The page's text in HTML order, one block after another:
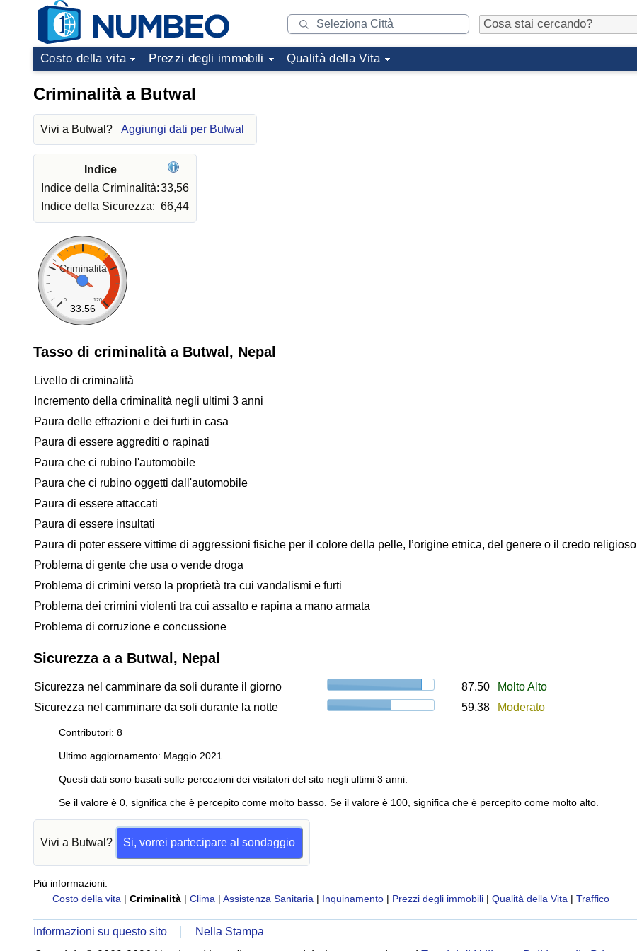
Costo della vita Prezzi degli immobili Qualità della Vita
Criminalità a Butwal
Vivi a Butwal? Aggiungi dati per Butwal
Indice
Indice della Criminalità:33,56
Indice della Sicurezza: 66,44
Criminalità
0 120
33.56
Tasso di criminalità a Butwal, Nepal
Livello di criminalità
Incremento della criminalità negli ultimi 3 anni
Paura delle effrazioni e dei furti in casa
Paura di essere aggrediti o rapinati
Paura che ci rubino l'automobile
Paura che ci rubino oggetti dall'automobile
Paura di essere attaccati
Paura di essere insultati
Paura di poter essere vittime di aggressioni fisiche per il colore della pelle, l’origine etnica, del genere o il credo religioso
Problema di gente che usa o vende droga
Problema di crimini verso la proprietà tra cui vandalismi e furti
Problema dei crimini violenti tra cui assalto e rapina a mano armata
Problema di corruzione e concussione
Sicurezza a a Butwal, Nepal
Sicurezza nel camminare da soli durante il giorno 87.50
Molto Alto
Sicurezza nel camminare da soli durante la notte
59.38 Moderato
Contributori: 8
Ultimo aggiornamento: Maggio 2021
Questi dati sono basati sulle percezioni dei visitatori del sito negli ultimi 3 anni.
Se il valore è 0, significa che è percepito come molto basso. Se il valore è 100, significa che è percepito come molto alto.
Vivi a Butwal? Si, vorrei partecipare al sondaggio
Più informazioni:
Costo della vita | Criminalità | Clima | Assistenza Sanitaria | Inquinamento | Prezzi degli immobili | Qualità della Vita | Traffico
Informazioni su questo sito
Nella Stampa